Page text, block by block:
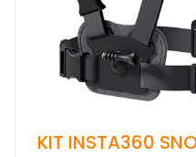
KIT INSTA360